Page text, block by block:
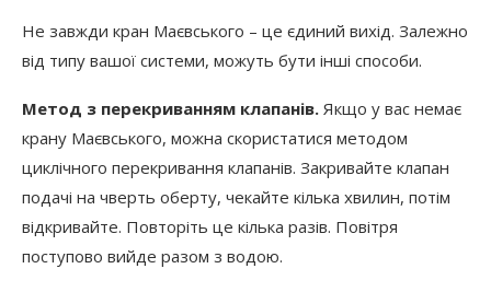
Не завжди кран Маєвського – це єдиний вихід. Залежно
від типу вашої системи, можуть бути інші способи.
Метод з перекриванням клапанів. Якщо у вас немає
крану Маєвського, можна скористатися методом
циклічного перекривання клапанів. Закривайте клапан
подачі на чверть оберту, чекайте кілька хвилин, потім
відкривайте. Повторіть це кілька разів. Повітря
поступово вийде разом з водою.